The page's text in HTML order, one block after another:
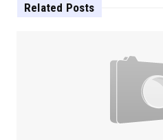
Related Posts